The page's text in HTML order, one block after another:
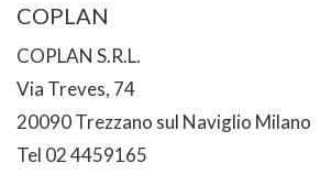
COPLAN
COPLAN S.R.L.
Via Treves, 74
20090 Trezzano sul Naviglio Milano
Tel 02 4459165